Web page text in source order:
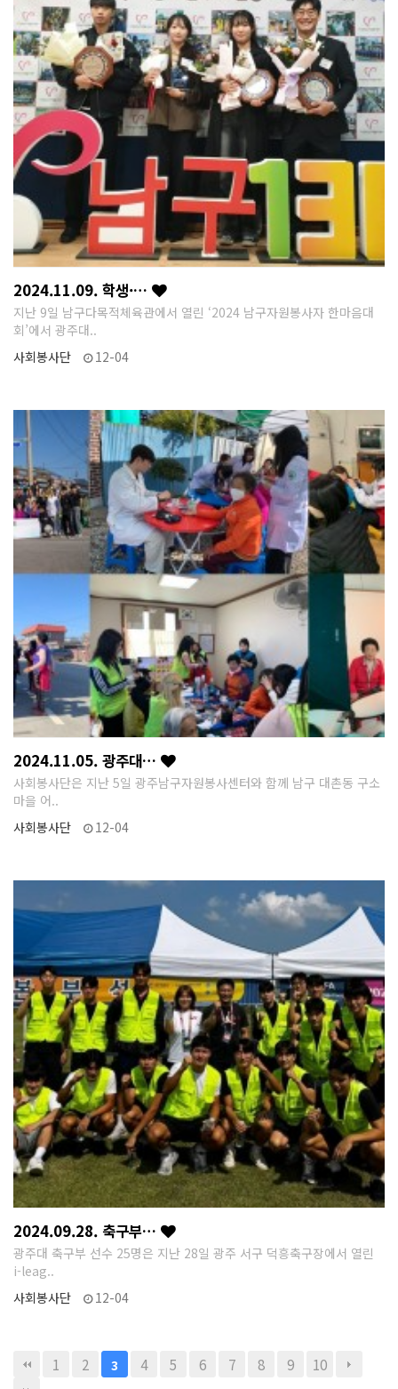
2024.11.09. 학생·…
지난 9일 남구다목적체육관에서 열린 ‘2024 남구자원봉사자 한마음대
회’에서 광주대..
사회봉사단
12-04
2024.11.05. 광주대…
사회봉사단은 지난 5일 광주남구자원봉사센터와 함께 남구 대촌동 구소
마을 어..
사회봉사단
12-04
2024.09.28. 축구부…
광주대 축구부 선수 25명은 지난 28일 광주 서구 덕흥축구장에서 열린
i-leag..
사회봉사단
12-04
1 2 3 4 5 6 7 8 9 10